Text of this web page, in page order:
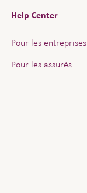
Help Center
Pour les entreprises
Pour les assurés